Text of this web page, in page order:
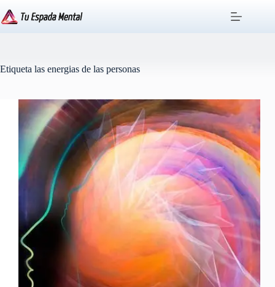
al
contenido
Etiqueta las energias de las personas